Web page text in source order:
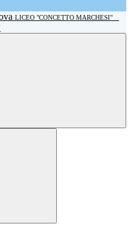
LICEO "CONCETTO MARCHESI"